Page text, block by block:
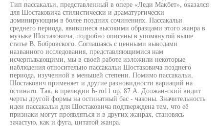
Тип пассакальи, представленный в опере «Леди Макбет», оказался
для Шостаковича стилистически и драматургически
доминирующим в более поздних сочинениях. Пассакальи
среднего периода, явившиеся высокими образцами этого жанра в
музыке Шостаковича, подробно описаны в упомянутой выше
статье В. Бобровского. Соглашаясь с ценными выводами
названного исследования, представляющимися нам
исчерпывающими, мы в своей работе изложили некоторые
наблюдения относительно пассакальи Шостаковича позднего
периода, изученной в меньшей степени. Помимо пассакальи,
Шостакович применяет и другие разновидности вариаций на
остинато. Так, в прелюдии Ь-то11 ор. 87 А. Должан-ский видит
черты другой формы на остинатный бас - чаконы. Значительность
идеи пассакальи для Шостаковича подтверждена тем, что её
признаки могут проявляться и в других жанрах, становясь
зачастую, как и фуга, цитатой жанра.